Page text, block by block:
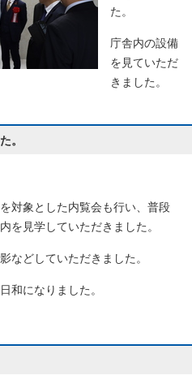
た。
庁舎内の設備
を見ていただ
きました。
。
対象とした内覧会も行い、普段
を見学していただきました。
などしていただきました。
和になりました。